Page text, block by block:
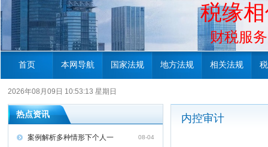
税缘
财税服
首页 本网导航 国家法规 地方法规 相关法规
2026年08月09日 10:53:14 星期日
热点资讯
案例解析多种情形下个人一 08-04
内控审计